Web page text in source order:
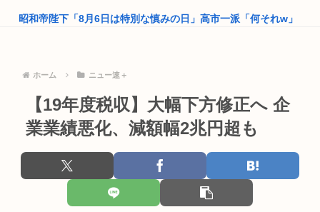
税・教育】...
「(玉城デニー知事は)極左暴力集団が全部支えている」大浜一
外国人「日本の女は世界で最も醜い。見た目も性格もブサイ
ク」 10...
自民党「グエンやクルドなら介護士資格なくても介護の仕事し
てええで...
ワイ、学校内で姫的ポジションを取らされて性癖がバグり始め
昭和帝陛下「8月6日は特別な慎みの日」高市一派「何それw」
いた
美容専門女子学生「学校にオス居なさ過ぎてみんなムラムラし
てる 」
Q.eスポーツはスポーツなのか？ ゲーム一時間辺りの消費カロ
リー...
【BLEACH】卍解の花弁は卍解のタイムリミットじゃなかっ
ホーム ニュー速＋
【19年度税収】大幅下方修正へ 企
業業績悪化、減額幅2兆円超も